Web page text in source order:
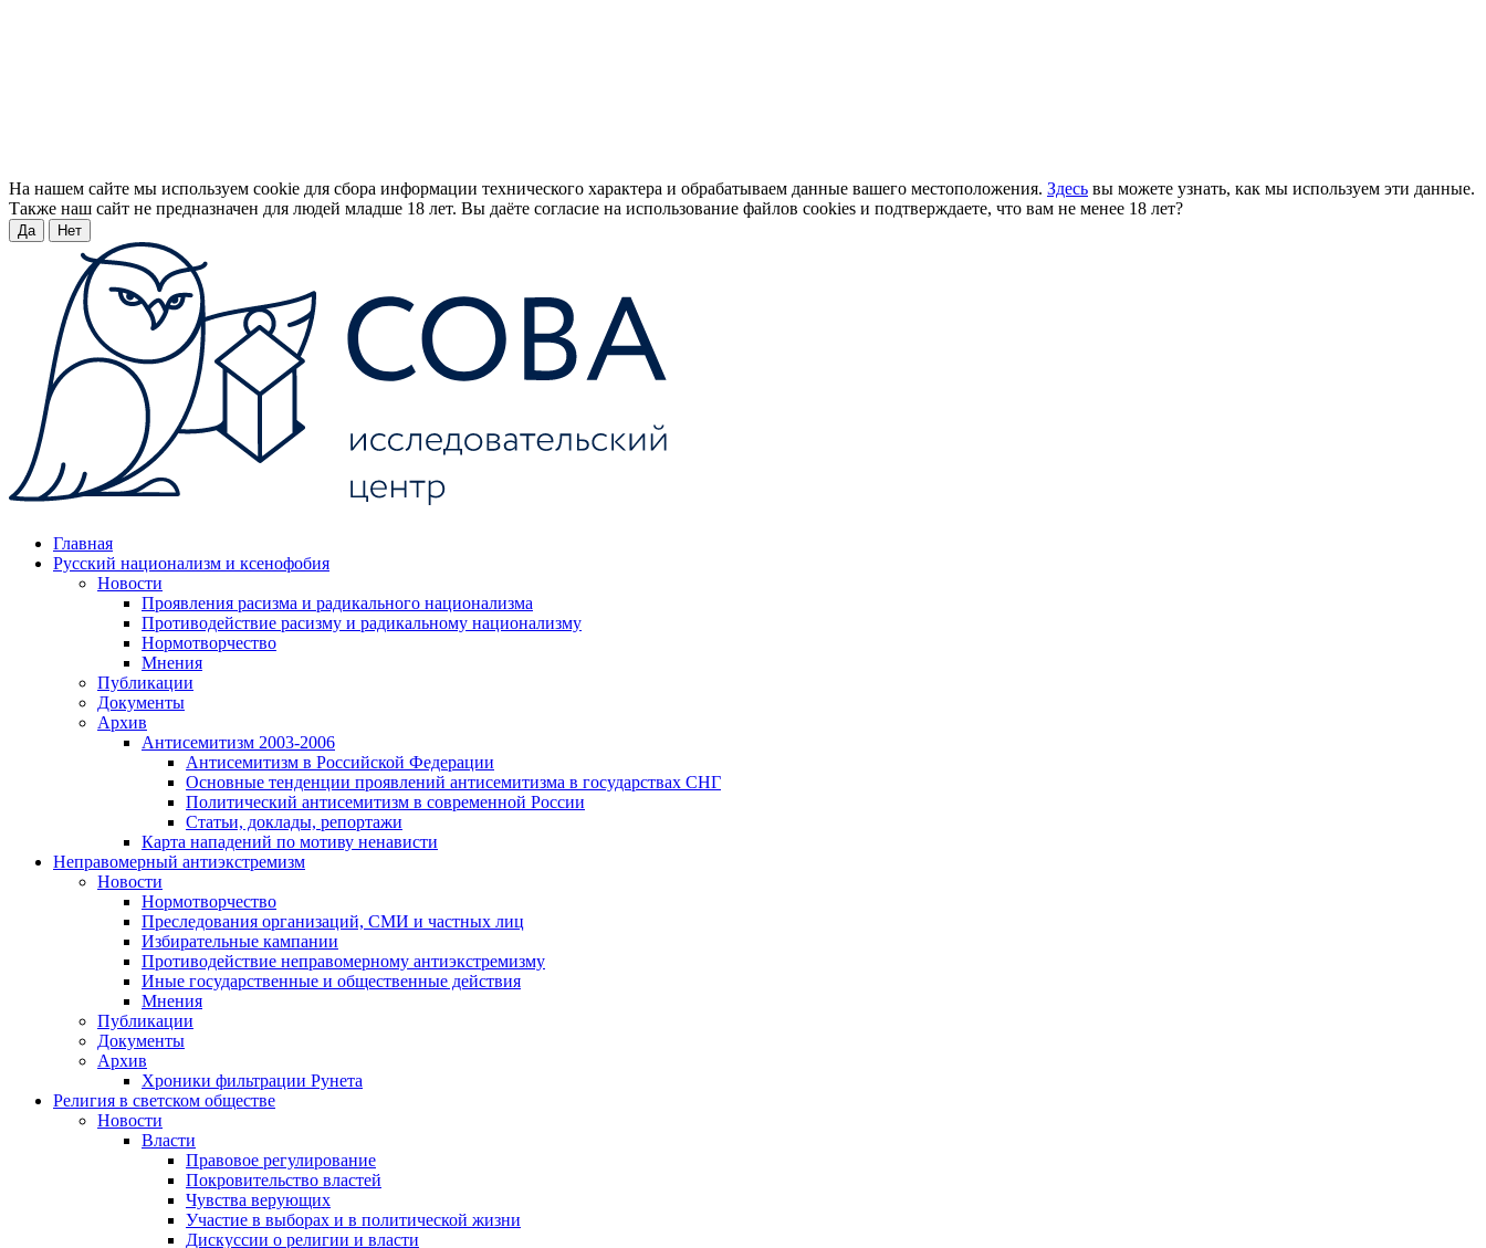
На нашем сайте мы используем cookie для сбора информации технического характера и обрабатываем данные вашего местоположения. Здесь вы можете узнать, как мы используем эти данные.
Также наш сайт не предназначен для людей младше 18 лет. Вы даёте согласие на использование файлов cookies и подтверждаете, что вам не менее 18 лет?
Да Нет
Главная
Русский национализм и ксенофобия
Новости
Проявления расизма и радикального национализма
Противодействие расизму и радикальному национализму
Нормотворчество
Мнения
Публикации
Документы
Архив
Антисемитизм 2003-2006
Антисемитизм в Российской Федерации
Основные тенденции проявлений антисемитизма в государствах СНГ
Политический антисемитизм в современной России
Статьи, доклады, репортажи
Карта нападений по мотиву ненависти
Неправомерный антиэкстремизм
Новости
Нормотворчество
Преследования организаций, СМИ и частных лиц
Избирательные кампании
Противодействие неправомерному антиэкстремизму
Иные государственные и общественные действия
Мнения
Публикации
Документы
Архив
Хроники фильтрации Рунета
Религия в светском обществе
Новости
Власти
Правовое регулирование
Покровительство властей
Чувства верующих
Участие в выборах и в политической жизни
Дискуссии о религии и власти